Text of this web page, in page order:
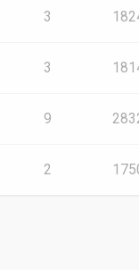
3
3
9
2